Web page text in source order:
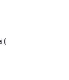
(